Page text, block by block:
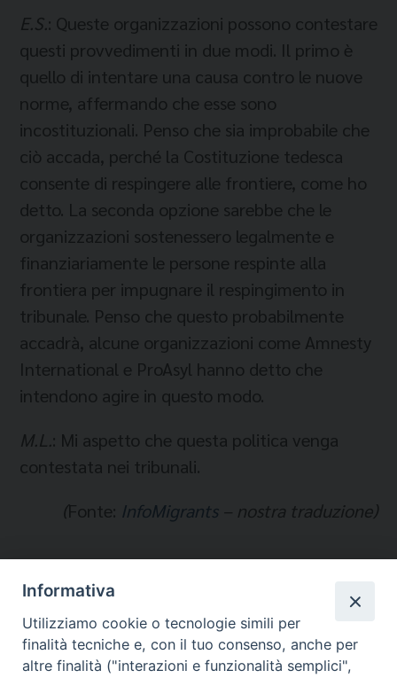
E.S.: Queste organizzazioni possono contestare
questi provvedimenti in due modi. Il primo è
quello di intentare una causa contro le nuove
norme, affermando che esse sono
incostituzionali. Penso che sia improbabile che
ciò accada, perché la Costituzione tedesca
consente di respingere alle frontiere, come ho
detto. La seconda opzione sarebbe che le
organizzazioni sostenessero legalmente e
finanziariamente le persone respinte alla
frontiera per impugnare il respingimento in
tribunale. Penso che questo probabilmente
accadrà, alcune organizzazioni come Amnesty
International e ProAsyl hanno detto che
intendono agire in questo modo.
M.L.: Mi aspetto che questa politica venga
contestata nei tribunali.
(Fonte: InfoMigrants– nostra traduzione)
Temi:
GERMANIA
IMMIGRATI E RIFUGIATI
Informativa
Utilizziamo cookie o tecnologie simili per
finalità tecniche e, con il tuo consenso, anche per
altre finalità ("interazioni e funzionalità semplici",